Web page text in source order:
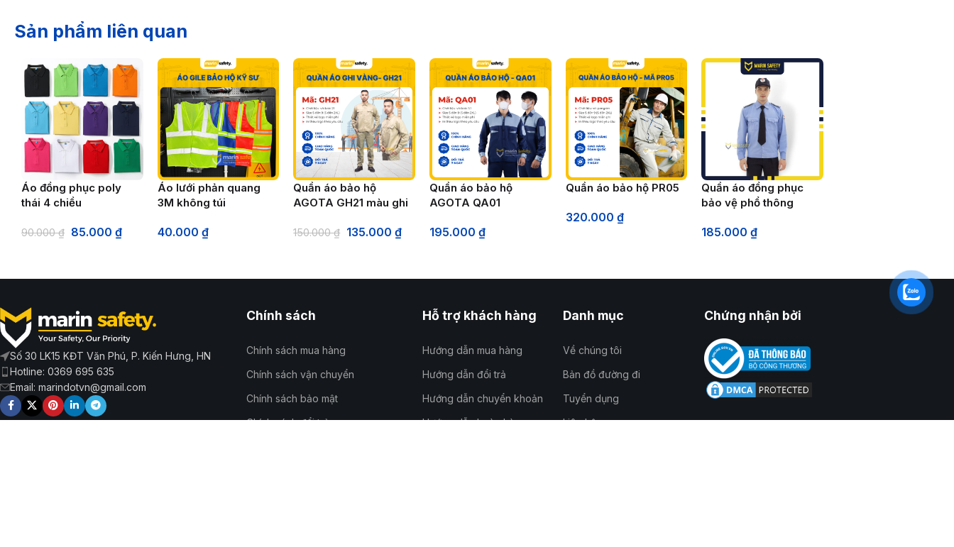
Sản phẩm liên quan
Áo đồng phục poly
thái 4 chiều
90.000₫ 85.000 ₫
Áo lưới phản quang
3M không túi
40.000 ₫
Quần áo bảo hộ
AGOTA GH21 màu ghi
150.000₫ 135.000₫
Quần áo bảo hộ
AGOTA QA01
195.000 ₫
Quần áo bảo hộ PR05
320.000 ₫
Quần áo đồng phục
bảo vệ phổ thông
185.000₫
Số 30 LK15 KĐT Văn Phú, P. Kiến Hưng, HN
Hotline: 0369 695 635
Email: marindotvn@gmail.com
Chính sách
Chính sách mua hàng
Chính sách vận chuyển
Chính sách bảo mật
Chính sách đổi trả
Hỗ trợ khách hàng
Hướng dẫn mua hàng
Hướng dẫn đổi trả
Hướng dẫn chuyển khoản
Hướng dẫn hoàn hàng
Danh mục
Về chúng tôi
Bản đồ đường đi
Tuyển dụng
Liên hệ
Chứng nhận bởi